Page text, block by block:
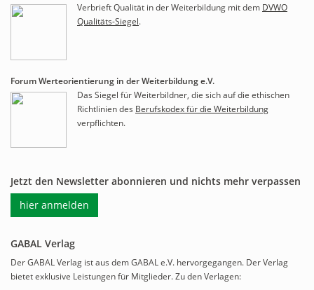
Verbrieft Qualität in der Weiterbildung mit dem DVWO
Qualitäts-Siegel.
Forum Werteorientierung in der Weiterbildung e.V.
Das Siegel für Weiterbildner, die sich auf die ethischen
Richtlinien des Berufskodex für die Weiterbildung
verpflichten.
Jetzt den Newsletter abonnieren und nichts mehr verpassen
hier anmelden
GABAL Verlag
Der GABAL Verlag ist aus dem GABAL e.V. hervorgegangen. Der Verlag
bietet exklusive Leistungen für Mitglieder. Zu den Verlagen: